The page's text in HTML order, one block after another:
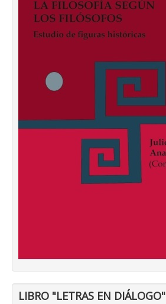
LIBRO "LETRAS EN DIÁLOGO"